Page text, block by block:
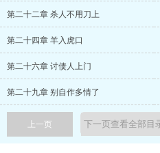
第二十二章 杀人不用刀上
第二十四章 羊入虎口
第二十六章 讨债人上门
第二十九章 别自作多情了
上一页